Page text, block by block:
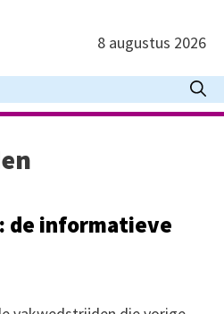
8 augustus 2026
de informatieve